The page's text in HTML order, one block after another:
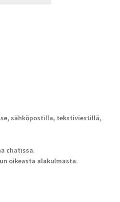
sähköpostilla, tekstiviestillä,
chatissa.
oikeasta alakulmasta.